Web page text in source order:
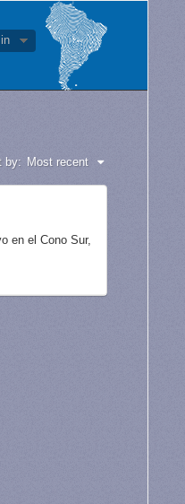
by: Most recent
en el Cono Sur,